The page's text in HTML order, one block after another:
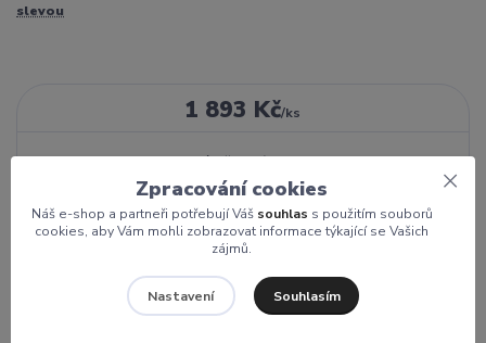
slevou
1 893 Kč/ks
Momentálně není k dispozici
Kompletní specifikace Komentáře 0
Zpracování cookies
Náš e-shop a partneři potřebují Váš souhlas s použitím souborů
cookies, aby Vám mohli zobrazovat informace týkající se Vašich
zájmů.
Nastavení Souhlasím